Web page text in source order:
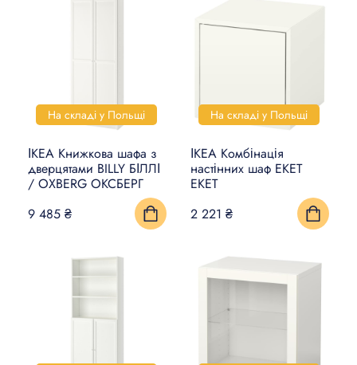
На складі у Польщі
ІКЕА Книжкова шафа з
дверцятами BILLY БІЛЛІ
/ OXBERG ОКСБЕРГ
9 485 ₴
На складі у Польщі
ІКЕА Комбінація
настінних шаф EKET
ЕКЕТ
2 221 ₴